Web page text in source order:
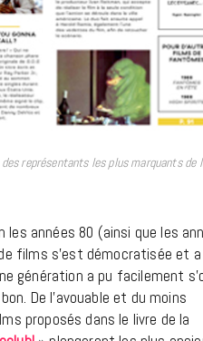
représentants les plus marquants de
années 80 (ainsi que les
films s’est démocratisée et
génération a pu facilement
De l’avouable et du moins
proposés dans le livre de la
18 FÉVRIER 2021